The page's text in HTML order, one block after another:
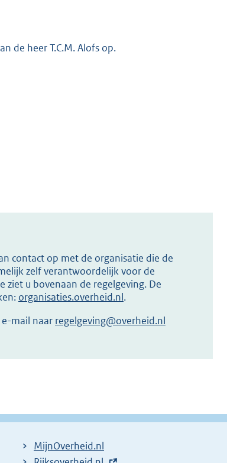
de heer T.C.M. Alofs op.
contact op met de organisatie die de
zelf verantwoordelijk voor de
ziet u bovenaan de regelgeving. De
organisaties.overheid.nl.
mail naar regelgeving@overheid.nl
MijnOverheid.nl